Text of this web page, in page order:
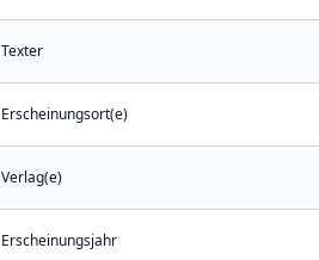
Texter
Erscheinungsort(e)
Verlag(e)
Erscheinungsjahr